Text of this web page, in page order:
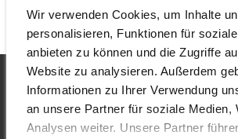
Wir verwenden Cookies, um Inhalte
personalisieren, Funktionen für
anbieten zu können und die Zugriffe
Website zu analysieren. Außerdem
Informationen zu Ihrer Verwendung
an unsere Partner für soziale Medien,
Analysen weiter. Unsere Partner
Mail (mt@dsw-info.de)
DSW - Deutsche